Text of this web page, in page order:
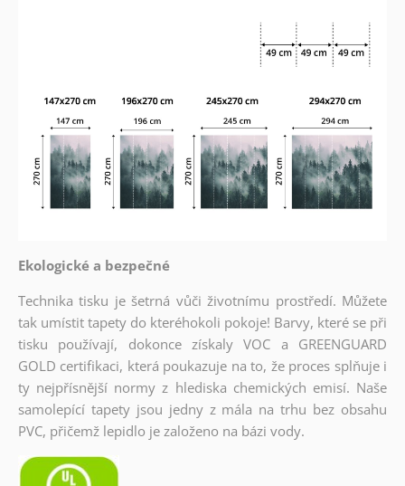
Ekologické a bezpečné
Technika tisku je šetrná vůči životnímu prostředí. Můžete
tak umístit tapety do kteréhokoli pokoje! Barvy, které se při
tisku používají, dokonce získaly VOC a GREENGUARD
GOLD certifikaci, která poukazuje na to, že proces splňuje i
ty nejpřísnější normy z hlediska chemických emisí. Naše
samolepící tapety jsou jedny z mála na trhu bez obsahu
PVC, přičemž lepidlo je založeno na bázi vody.